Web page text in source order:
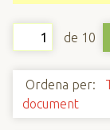
de 10
Ordena per:
document